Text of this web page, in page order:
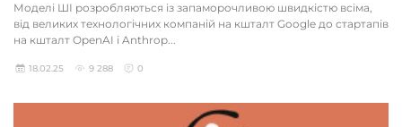
Моделі ШІ розробляються із запаморочливою швидкістю всіма,
від великих технологічних компаній на кшталт Google до стартапів
на кшталт OpenAI і Anthrop...
18.02.25 9 288 0